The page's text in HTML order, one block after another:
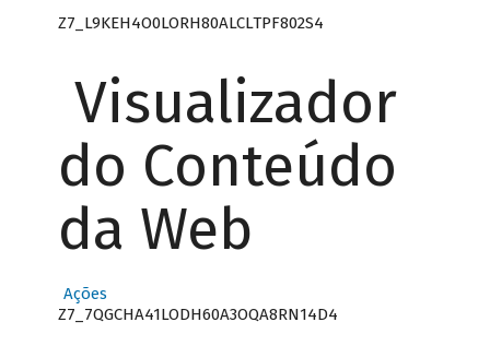
Z7_L9KEH4O0LORH80ALCLTPF802S4
Visualizador
do Conteúdo
da Web
Ações
Z7_7QGCHA41LODH60A3OQA8RN14D4